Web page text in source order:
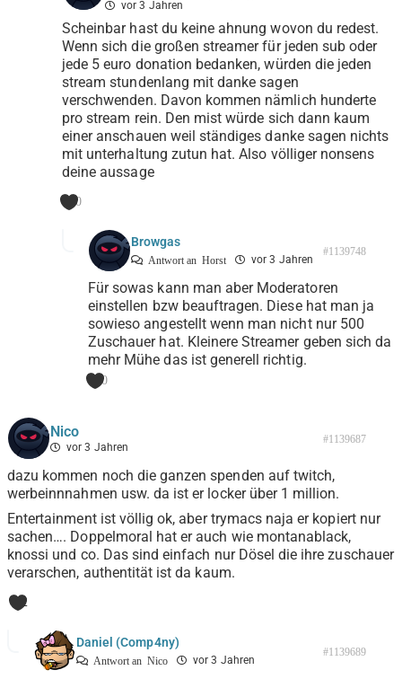
vor 3 Jahren
Scheinbar hast du keine ahnung wovon du redest.
Wenn sich die großen streamer für jeden sub oder
jede 5 euro donation bedanken, würden die jeden
stream stundenlang mit danke sagen
verschwenden. Davon kommen nämlich hunderte
pro stream rein. Den mist würde sich dann kaum
einer anschauen weil ständiges danke sagen nichts
mit unterhaltung zutun hat. Also völliger nonsens
deine aussage
0
Browgas
Antwort an Horst vor 3 Jahren
#1139748
Für sowas kann man aber Moderatoren
einstellen bzw beauftragen. Diese hat man ja
sowieso angestellt wenn man nicht nur 500
Zuschauer hat. Kleinere Streamer geben sich da
mehr Mühe das ist generell richtig.
0
Nico
vor 3 Jahren
#1139687
dazu kommen noch die ganzen spenden auf twitch,
werbeinnnahmen usw. da ist er locker über 1 million.
Entertainment ist völlig ok, aber trymacs naja er kopiert nur
sachen…. Doppelmoral hat er auch wie montanablack,
knossi und co. Das sind einfach nur Dösel die ihre zuschauer
verarschen, authentität ist da kaum.
2
Daniel (Comp4ny)
Antwort an Nico vor 3 Jahren
#1139689